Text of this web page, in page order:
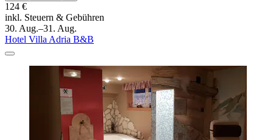
124 €
inkl. Steuern & Gebühren
30. Aug.–31. Aug.
Hotel Villa Adria B&B